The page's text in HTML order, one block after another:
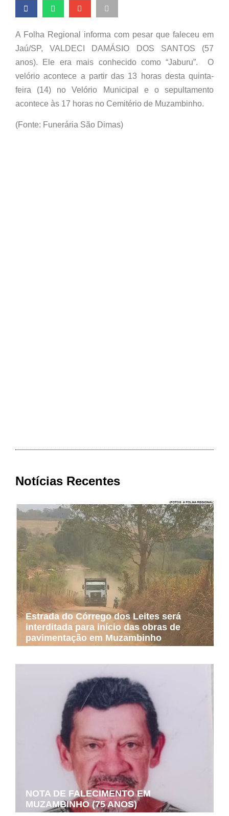
A Folha Regional informa com pesar que faleceu em
Jaú/SP, VALDECI DAMÁSIO DOS SANTOS (57
anos). Ele era mais conhecido como “Jaburu”. O
velório acontece a partir das 13 horas desta quinta-
feira (14) no Velório Municipal e o sepultamento
acontece às 17 horas no Cemitério de Muzambinho.
(Fonte: Funerária São Dimas)
Notícias Recentes
Estrada do Córrego dos Leites será
interditada para início das obras de
pavimentação em Muzambinho
NOTA DE FALECIMENTO EM
MUZAMBINHO (75 ANOS)